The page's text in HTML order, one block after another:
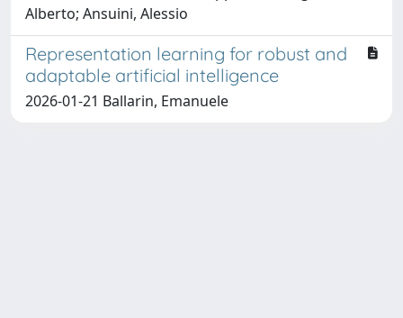
Alberto; Ansuini, Alessio
Representation learning for robust and
adaptable artificial intelligence
2026-01-21 Ballarin, Emanuele